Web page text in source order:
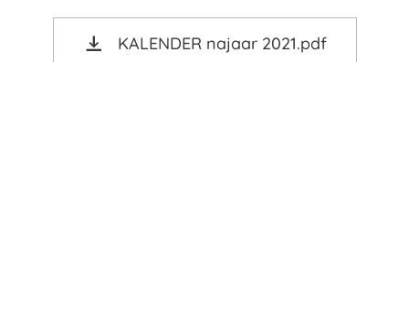
KALENDER najaar 2021.pdf